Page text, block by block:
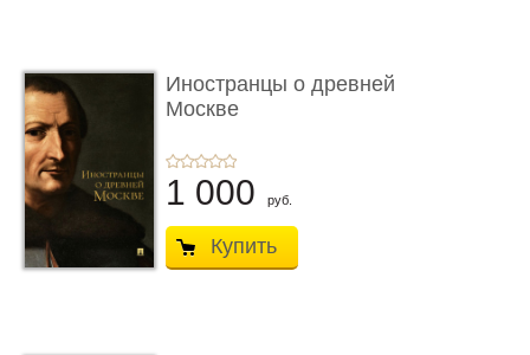
Иностранцы о древней
Москве
1 000 руб.
Купить